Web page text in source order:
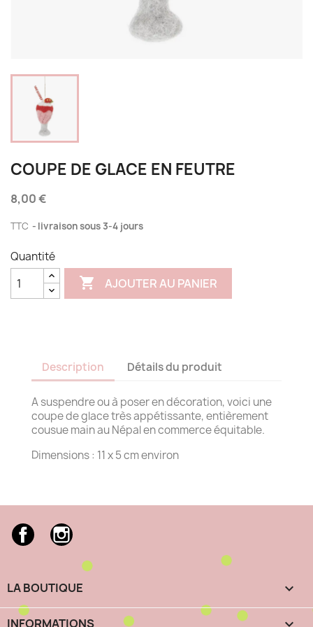
COUPE DE GLACE EN FEUTRE
8,00 €
TTC livraison sous 3-4 jours
Quantité
 AJOUTER AU PANIER
Description Détails du produit
A suspendre ou à poser en décoration, voici une
coupe de glace très appétissante, entièrement
cousue main au Népal en commerce équitable.
Dimensions : 11 x 5 cm environ
FacebookInstagram
LA BOUTIQUE 
INFORMATIONS